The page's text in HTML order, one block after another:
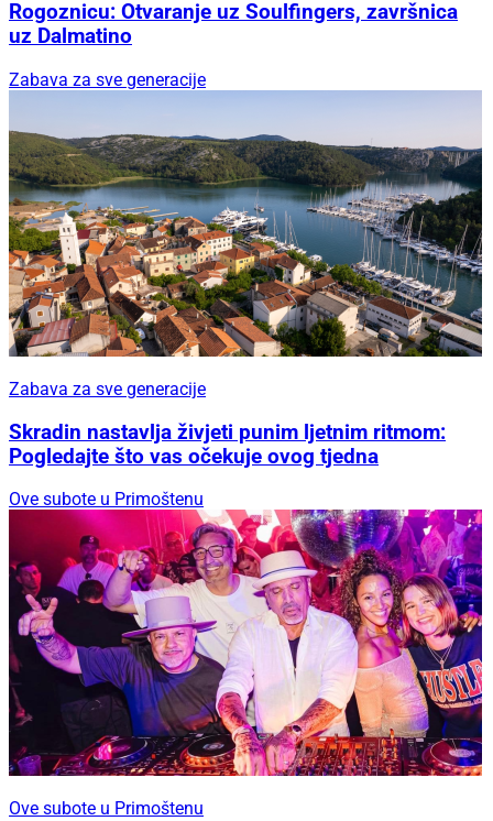
Rogoznicu: Otvaranje uz Soulfingers, završnica
uz Dalmatino
Zabava za sve generacije
Zabava za sve generacije
Skradin nastavlja živjeti punim ljetnim ritmom:
Pogledajte što vas očekuje ovog tjedna
Ove subote u Primoštenu
Ove subote u Primoštenu